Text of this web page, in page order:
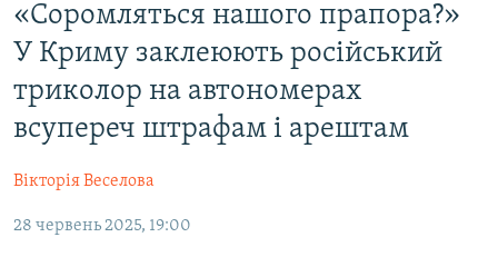
основного
матеріалу
Перейти
до
основної
Перейти
до
ВОДА.КРИМ
ВІДЕО ТА ФОТО
ПОГЛЯД
ІНТЕРВ'Ю
«Соромляться нашого прапора?»
У Криму заклеюють російський
триколор на автономерах
всупереч штрафам і арештам
Вікторія Веселова
28 червень 2025, 19:00